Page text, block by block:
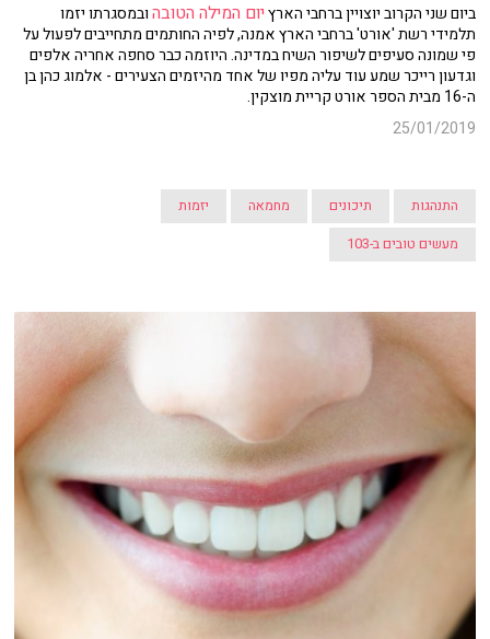
ביום שני הקרוב יוצויין ברחבי הארץיום המילה הטובהובמסגרתו יזמו
תלמידי רשת 'אורט' ברחבי הארץ אמנה, לפיה החותמים מתחייבים לפעול על
פי שמונה סעיפים לשיפור השיח במדינה. היוזמה כבר סחפה אחריה אלפים
וגדעון רייכר שמע עוד עליה מפיו של אחד מהיזמים הצעירים - אלמוג כהן בן
ה-16 מבית הספר אורט קריית מוצקין.
25/01/2019
התנהגות תיכונים מחמאה
יזמות
מעשים טובים ב-103